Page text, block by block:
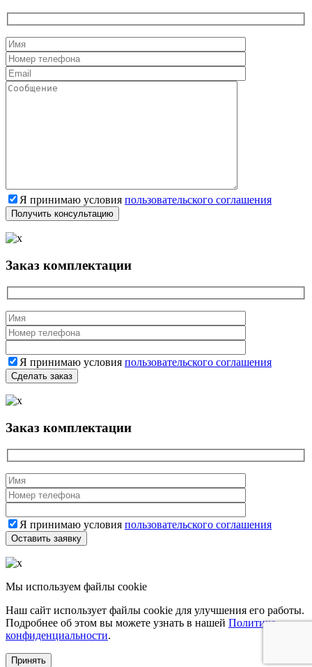
Я принимаю условия пользовательского соглашения
Заказ комплектации
Я принимаю условия пользовательского соглашения
Заказ комплектации
Я принимаю условия пользовательского соглашения
Мы используем файлы cookie
Наш сайт использует файлы cookie для улучшения его работы.
Подробнее об этом вы можете узнать в нашей Политике
конфиденциальности.
Принять